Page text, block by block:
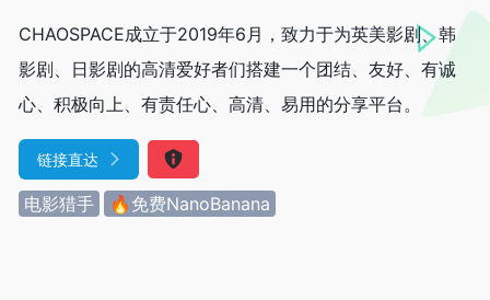
CHAOSPACE成立于2019年6月，致力于为英美影剧、韩
影剧、日影剧的高清爱好者们搭建一个团结、友好、有诚
心、积极向上、有责任心、高清、易用的分享平台。
链接直达
电影猎手 🔥免费NanoBanana